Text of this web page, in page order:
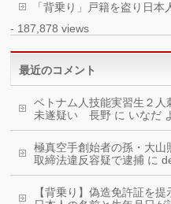
「背乗り」戸籍を盗り日本
- 187,878 views
最近のコメント
ベトナム人技能実習生２
未遂疑い 長野 に いなだ
極真空手創始者の孫・大
取締法違反容疑で逮捕 に
【背乗り】偽造免許証を